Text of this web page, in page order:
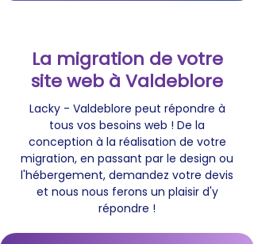
La migration de votre
site web à Valdeblore
Lacky - Valdeblore peut répondre à
tous vos besoins web ! De la
conception à la réalisation de votre
migration, en passant par le design ou
l'hébergement, demandez votre devis
et nous nous ferons un plaisir d'y
répondre !